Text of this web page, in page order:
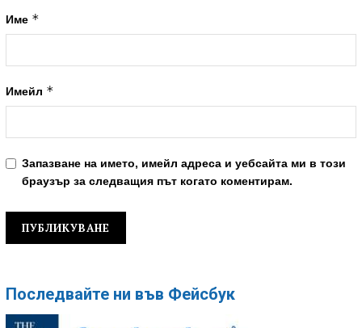
Име *
Имейл *
Запазване на името, имейл адреса и уебсайта ми в този
браузър за следващия път когато коментирам.
Последвайте ни във Фейсбук